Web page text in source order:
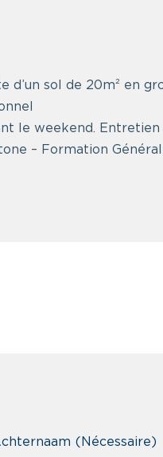
d’un sol de 20m² en
le weekend.
– Formation
(Nécessaire)